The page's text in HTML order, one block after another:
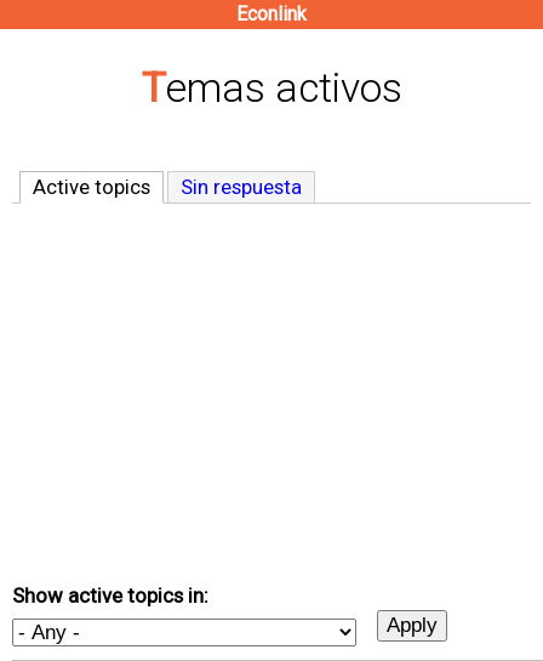
contenido
Econlink
Temas activos
Active topics (solapa activa)
Sin respuesta
Show active topics in: